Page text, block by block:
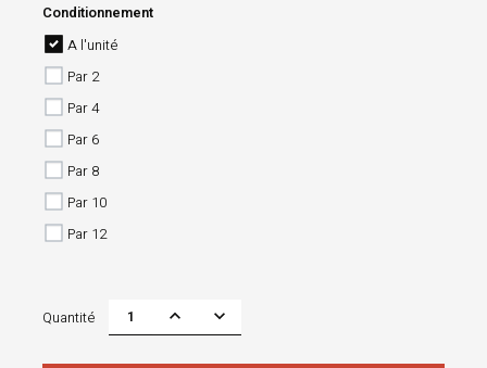
Conditionnement
A l'unité
Par 2
Par 4
Par 6
Par 8
Par 10
Par 12
Quantité